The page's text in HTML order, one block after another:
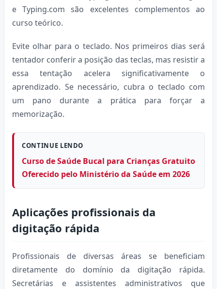
e Typing.com são excelentes complementos ao
curso teórico.
Evite olhar para o teclado. Nos primeiros dias será
tentador conferir a posição das teclas, mas resistir a
essa tentação acelera significativamente o
aprendizado. Se necessário, cubra o teclado com
um pano durante a prática para forçar a
memorização.
CONTINUE LENDO
Curso de Saúde Bucal para Crianças Gratuito
Oferecido pelo Ministério da Saúde em 2026
Aplicações profissionais da
digitação rápida
Profissionais de diversas áreas se beneficiam
diretamente do domínio da digitação rápida.
Secretárias e assistentes administrativos que